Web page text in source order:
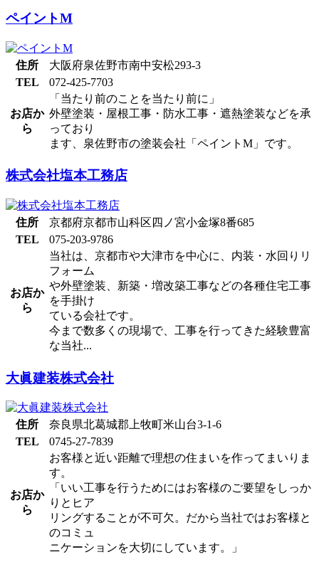
ペイントM
住所
大阪府泉佐野市南中安松293-3
TEL
072-425-7703
お店か
ら
「当たり前のことを当たり前に」
外壁塗装・屋根工事・防水工事・遮熱塗装などを承
っており
ます、泉佐野市の塗装会社「ペイントM」です。
株式会社塩本工務店
住所
京都府京都市山科区四ノ宮小金塚8番685
TEL
075-203-9786
お店か
ら
当社は、京都市や大津市を中心に、内装・水回りリ
フォーム
や外壁塗装、新築・増改築工事などの各種住宅工事
を手掛け
ている会社です。
今まで数多くの現場で、工事を行ってきた経験豊富
な当社...
大眞建装株式会社
住所
奈良県北葛城郡上牧町米山台3-1-6
TEL
0745-27-7839
お店か
ら
お客様と近い距離で理想の住まいを作ってまいりま
す。
「いい工事を行うためにはお客様のご要望をしっか
りとヒア
リングすることが不可欠。だから当社ではお客様と
のコミュ
ニケーションを大切にしています。」